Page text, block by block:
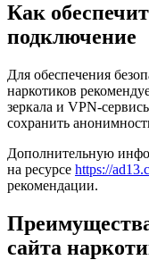
Как
подключение
Для обеспечения
наркотиков
зеркала и VPN-
сохранить
Дополнительную
на ресурсе https://
рекомендации.
сайта